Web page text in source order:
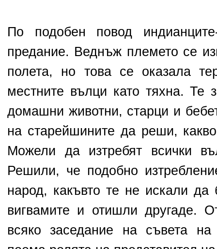
По подобен повод
предание. Веднъж племето се
полета, но това се оказала
местните вълци като тяхна. Те
домашни животни, старци и
на старейшините да реши,
Можели да изтребят всички
Решили, че подобно
народ, какъвто те не искали да
вигвамите и отишли другаде.
всяко заседание на съвета на